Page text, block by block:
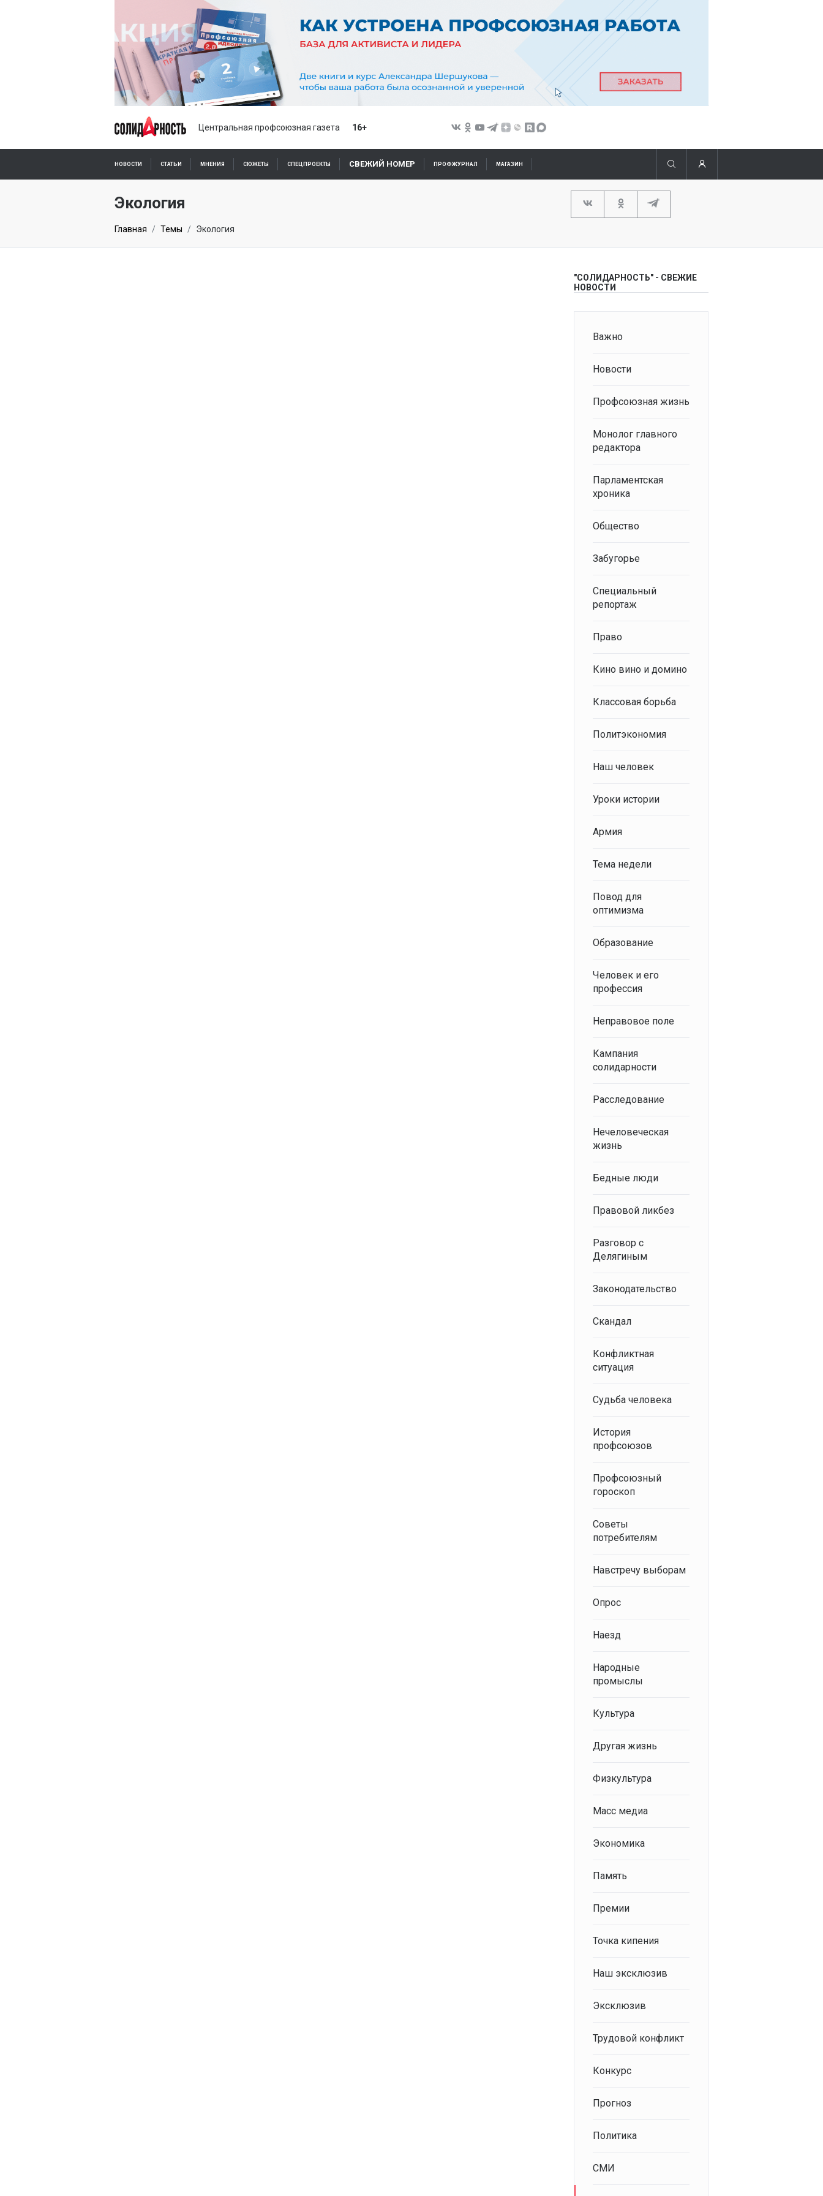
Центральная профсоюзная газета 16+
НОВОСТИ СТАТЬИ МНЕНИЯ СЮЖЕТЫ СПЕЦПРОЕКТЫ СВЕЖИЙ НОМЕР ПРОФЖУРНАЛ МАГАЗИН
Экология
Главная Темы Экология
"СОЛИДАРНОСТЬ" - СВЕЖИЕ
НОВОСТИ
Важно
Новости
Профсоюзная жизнь
Монолог главного
редактора
Парламентская
хроника
Общество
Забугорье
Специальный
репортаж
Право
Кино вино и домино
Классовая борьба
Политэкономия
Наш человек
Уроки истории
Армия
Тема недели
Повод для
оптимизма
Образование
Человек и его
профессия
Неправовое поле
Кампания
солидарности
Расследование
Нечеловеческая
жизнь
Бедные люди
Правовой ликбез
Разговор с
Делягиным
Законодательство
Скандал
Конфликтная
ситуация
Судьба человека
История
профсоюзов
Профсоюзный
гороскоп
Советы
потребителям
Навстречу выборам
Опрос
Наезд
Народные
промыслы
Культура
Другая жизнь
Физкультура
Масс медиа
Экономика
Память
Премии
Точка кипения
Наш эксклюзив
Эксклюзив
Трудовой конфликт
Конкурс
Прогноз
Политика
СМИ